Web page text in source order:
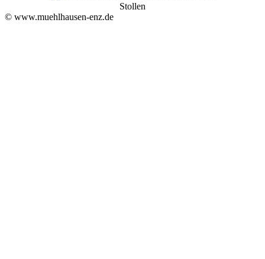
Stollen
© www.muehlhausen-enz.de